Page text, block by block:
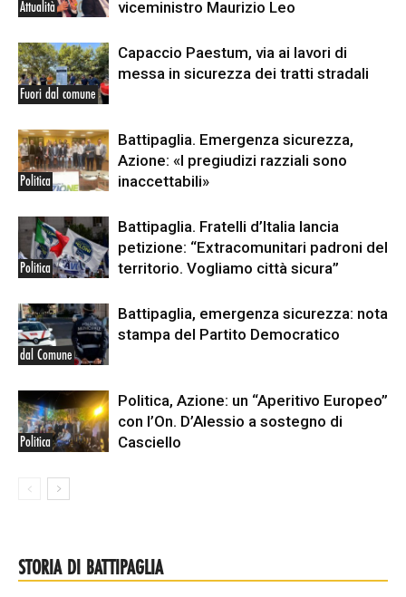
Attualità viceministro Maurizio Leo
Fuori dal comune
Capaccio Paestum, via ai lavori di
messa in sicurezza dei tratti stradali
Politica
Battipaglia. Emergenza sicurezza,
Azione: «I pregiudizi razziali sono
inaccettabili»
Politica
Battipaglia. Fratelli d’Italia lancia
petizione: “Extracomunitari padroni del
territorio. Vogliamo città sicura”
dal Comune
Battipaglia, emergenza sicurezza: nota
stampa del Partito Democratico
Politica
Politica, Azione: un “Aperitivo Europeo”
con l’On. D’Alessio a sostegno di
Casciello
STORIA DI BATTIPAGLIA